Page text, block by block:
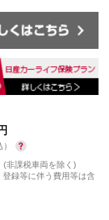
非課税車両を除く)
録等に伴う費用等は含